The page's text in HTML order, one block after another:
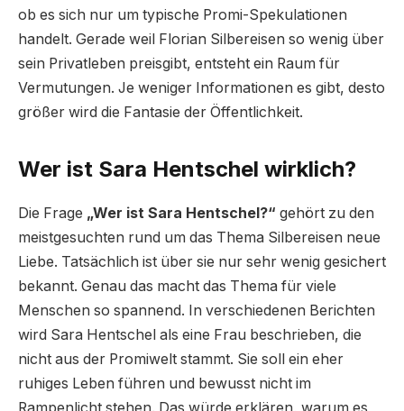
ob es sich nur um typische Promi-Spekulationen
handelt. Gerade weil Florian Silbereisen so wenig über
sein Privatleben preisgibt, entsteht ein Raum für
Vermutungen. Je weniger Informationen es gibt, desto
größer wird die Fantasie der Öffentlichkeit.
Wer ist Sara Hentschel wirklich?
Die Frage „Wer ist Sara Hentschel?“ gehört zu den
meistgesuchten rund um das Thema Silbereisen neue
Liebe. Tatsächlich ist über sie nur sehr wenig gesichert
bekannt. Genau das macht das Thema für viele
Menschen so spannend. In verschiedenen Berichten
wird Sara Hentschel als eine Frau beschrieben, die
nicht aus der Promiwelt stammt. Sie soll ein eher
ruhiges Leben führen und bewusst nicht im